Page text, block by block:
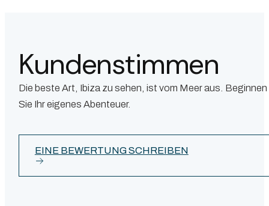
Kundenstimmen
Die beste Art, Ibiza zu sehen, ist vom Meer aus. Beginnen
Sie Ihr eigenes Abenteuer.
EINE BEWERTUNG SCHREIBEN